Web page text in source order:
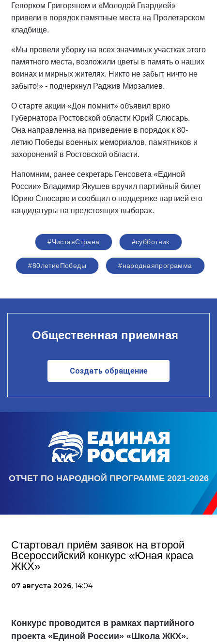
Геворком Григоряном и «Молодой Гвардией»
привели в порядок памятные места на Пролетарском
кладбище.
«Мы провели уборку на всех значимых участках этого
памятного места, возложили цветы в память о наших
воинах и мирных жителях. Никто не забыт, ничто не
забыто!» - подчеркнул Раджив Мирзалиев.
О старте акции «Дон помнит» объявил врио
Губернатора Ростовской области Юрий Слюсарь.
Она направленна на приведение в порядок к 80-
летию Победы военных мемориалов, памятников и
захоронений в Ростовской области.
Напомним, ранее секретарь Генсовета «Единой
России» Владимир Якушев вручил партийный билет
Юрию Слюсарю и сообщил о поддержке партией его
кандидатуры на предстоящих выборах.
#ЧистаяСтрана #субботник
#80летиеПобеды #народнаяпрограмма
Общественная приемная
Создать обращение
ОТЧЕТ ПО НАРОДНОЙ ПРОГРАММЕ 2021-2026
Стартовал приём заявок на второй
Всероссийский конкурс «Юная краса
ЖКХ»
07 августа 2026, 14:04
Конкурс проводится в рамках партийного
проекта «Единой России» «Школа ЖКХ».